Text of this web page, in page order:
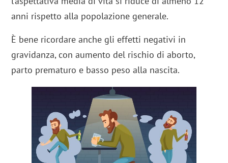
anni rispetto alla popolazione generale.
È bene ricordare anche gli effetti negativi in
gravidanza, con aumento del rischio di aborto,
parto prematuro e basso peso alla nascita.